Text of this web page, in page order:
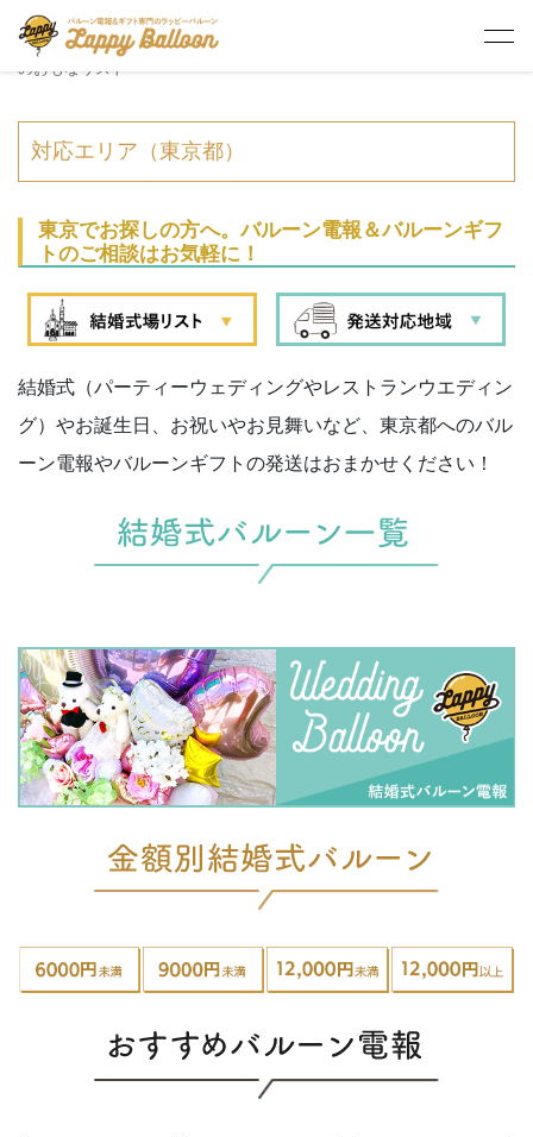
HOME > 東京都内でバルーン電報をお届けできる結婚式場・披露宴会場
のおもなリスト
対応エリア（東京都）
東京でお探しの方へ。バルーン電報＆バルーンギフ
トのご相談はお気軽に！
結婚式（パーティーウェディングやレストランウエディン
グ）やお誕生日、お祝いやお見舞いなど、東京都へのバル
ーン電報やバルーンギフトの発送はおまかせください！